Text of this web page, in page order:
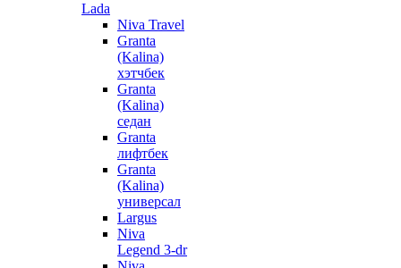
Lada
Niva Travel
Granta
(Kalina)
хэтчбек
Granta
(Kalina)
седан
Granta
лифтбек
Granta
(Kalina)
универсал
Largus
Niva
Legend 3-dr